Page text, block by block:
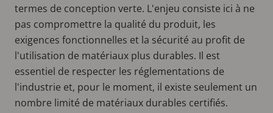
termes de conception verte. L'enjeu consiste ici à ne
pas compromettre la qualité du produit, les
exigences fonctionnelles et la sécurité au profit de
l'utilisation de matériaux plus durables. Il est
essentiel de respecter les réglementations de
l'industrie et, pour le moment, il existe seulement un
nombre limité de matériaux durables certifiés.